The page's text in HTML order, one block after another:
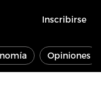
Inscribirse
Opiniones